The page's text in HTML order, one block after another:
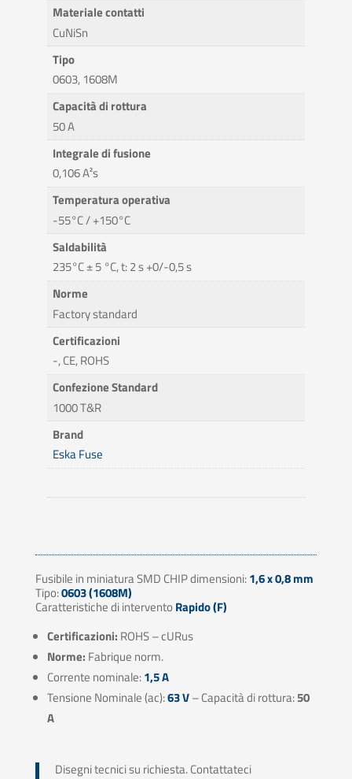
Materiale contatti
CuNiSn
Tipo
0603, 1608M
Capacità di rottura
50 A
Integrale di fusione
0,106 A²s
Temperatura operativa
-55°C / +150°C
Saldabilità
235°C ± 5 °C, t: 2 s +0/-0,5 s
Norme
Factory standard
Certificazioni
-, CE, ROHS
Confezione Standard
1000 T&R
Brand
Eska Fuse
Fusibile in miniatura SMD CHIP dimensioni:1,6 x 0,8 mm
Tipo:0603 (1608M)
Caratteristiche di intervento Rapido (F)
Certificazioni: ROHS – cURus
Norme: Fabrique norm.
Corrente nominale:1,5 A
Tensione Nominale (ac):63 V– Capacità di rottura:50
A
Disegni tecnici su richiesta. Contattateci